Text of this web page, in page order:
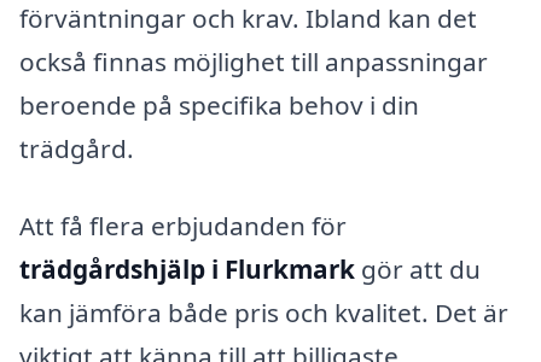
förväntningar och krav. Ibland kan det
också finnas möjlighet till anpassningar
beroende på specifika behov i din
trädgård.
Att få flera erbjudanden för
trädgårdshjälp i Flurkmark gör att du
kan jämföra både pris och kvalitet. Det är